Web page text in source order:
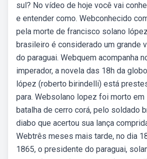
sul? No vídeo de hoje você vai
e entender como. Webconhecido
pela morte de francisco solano
brasileiro é considerado um grande
do paraguai. Webquem acompanha
imperador, a novela das 18h da
lópez (roberto birindelli) está
para. Websolano lopez foi morto em
batalha de cerro corá, pelo soldado
diabo que acertou sua lança
Webtrês meses mais tarde, no dia
1865, o presidente do paraguai,